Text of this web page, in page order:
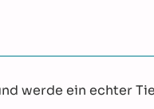
werde ein echter